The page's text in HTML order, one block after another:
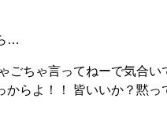
…
ごちゃ⾔ってねーで気合い
からよ！！ 皆いいか？黙っ